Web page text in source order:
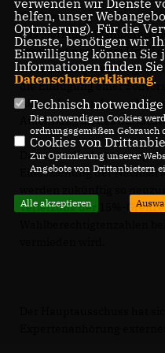
Die Ersetzung des
das Merkmal
erscheint nach dem Urteil
NRW konsequent.
die Einfügung einer
Abweichungstoleranz bis
Anlehnung an das
Das zieht die Anpassung
Einbeziehung der
Verletzung der 15%-Grenze
helfen, unser
Optmierung). Für die
Dienste, benötigen wir
Einwilligung können Sie
Informationen finden
Datenschutzerklärung.
Technisch notwendige
Die notwendigen Cookies
ordnungsgemäßen Gebrauch
Cookies von
Zur Optimierung unserer
Angebote von Drittanbietern
Alle akzeptieren